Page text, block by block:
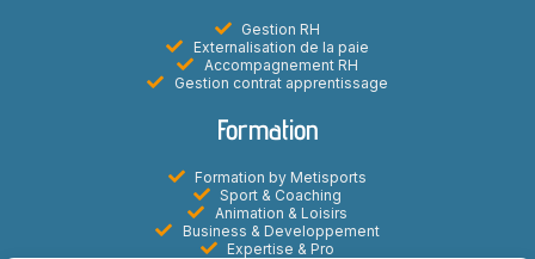
Gestion RH
Externalisation de la paie
Accompagnement RH
Gestion contrat apprentissage
Formation
Formation by Metisports
Sport & Coaching
Animation & Loisirs
Business & Developpement
Expertise & Pro